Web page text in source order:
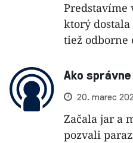
Predstavíme
ktorý
tiež odborne
Ako
20. marec
Začala jar a
pozvali